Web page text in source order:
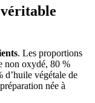
. Les proportions
non oxydé, 80 %
d’huile végétale de
née à